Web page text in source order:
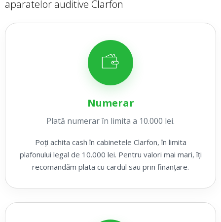
aparatelor auditive Clarfon
Numerar
Plată numerar în limita a 10.000 lei.
Poți achita cash în cabinetele Clarfon, în limita
plafonului legal de 10.000 lei. Pentru valori mai mari, îți
recomandăm plata cu cardul sau prin finanțare.